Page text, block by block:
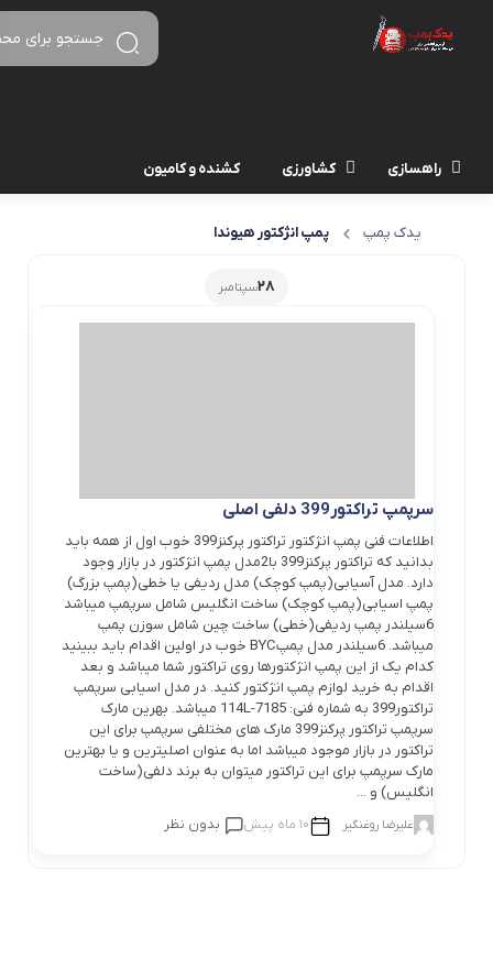
راهسازی کشاورزی کشنده و کامیون
یدک پمپ پمپ انژکتور هیوندا
28سپتامبر
سرپمپ تراکتور399 دلفی اصلی
اطلاعات فنی پمپ انژکتور تراکتور پرکنز399 خوب اول از همه باید
بدانید که تراکتور پرکنز399 با2مدل پمپ انژکتور در بازار وجود
دارد. مدل آسیابی(پمپ کوچک) مدل ردیفی یا خطی(پمپ بزرگ)
پمپ اسیابی(پمپ کوچک) ساخت انگلیس شامل سرپمپ میباشد
6سیلندر پمپ ردیفی(خطی) ساخت چین شامل سوزن پمپ
میباشد. 6سیلندر مدل پمپBYC خوب در اولین اقدام باید ببینید
کدام یک از این پمپ انژکتورها روی تراکتور شما میباشد و بعد
اقدام به خرید لوازم پمپ انژکتور کنید. در مدل اسیابی سرپمپ
تراکتور399 به شماره فنی: 7185-114L میباشد. بهرین مارک
سرپمپ تراکتور پرکنز399 مارک های مختلفی سرپمپ برای این
تراکتور در بازار موجود میباشد اما به عنوان اصلیترین و یا بهترین
مارک سرپمپ برای این تراکتور میتوان به برند دلفی(ساخت
انگلیس) و ...
علیرضا روغنگیر 10 ماه پیش بدون نظر